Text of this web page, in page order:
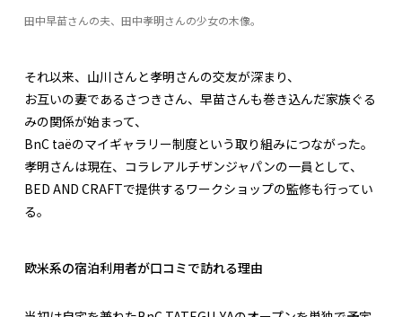
田中早苗さんの夫、田中孝明さんの少女の木像。
それ以来、山川さんと孝明さんの交友が深まり、
お互いの妻であるさつきさん、早苗さんも巻き込んだ家族ぐる
みの関係が始まって、
BnC taëのマイギャラリー制度という取り組みにつながった。
孝明さんは現在、コラレアルチザンジャパンの一員として、
BED AND CRAFTで提供するワークショップの監修も行ってい
る。
欧米系の宿泊利用者が口コミで訪れる理由